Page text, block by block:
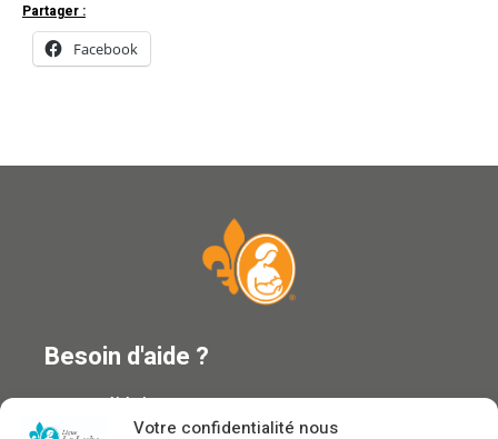
Votre confidentialité nous
Partager :
Facebook
Besoin d'aide ?
Ligne téléphonique : 1 866 ALLAITE
Courriel :
information@allaitement.ca